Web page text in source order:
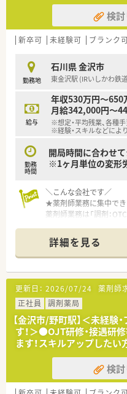
【こんな方にオススメ】
■年間休日120日以上の
切にしたいと考えてい
ので安心してキャリア
■大手グループならで
のもとで長く働きたい方
検
新卒可 未経験可 ブランク
勤務地
石川県 金沢市
東金沢駅 (IRいしかわ鉄
給与
年収530万円～650
月給342,000円～
※想定・平均残業、各種
※経験・スキルなどによ
勤務
時間
開局時間に合わせ
※1ヶ月単位の変形
＼こんな会社です／
★薬剤師業務に集中でき
薬剤師業務は「調剤：
また、1人1台iPadが支
き、ストレスなく薬歴
このように利便性の高
活用し対人業務を充実
★地域に密着した健康ス
スーパーやスポーツク
連携した出店をしており
「調剤の待ち時間に買
を受け取れると便利…」
不特定多数の医療機関
ります。
取り扱う薬剤の種類が
広い勉強ができるのも
詳細を見る
更新日： 2026/07/24 薬剤師
正社員
調剤薬局
【金沢市/野町駅】＜未経験
す！＞●OJT研修・接遇研
ます！スキルアップした
検